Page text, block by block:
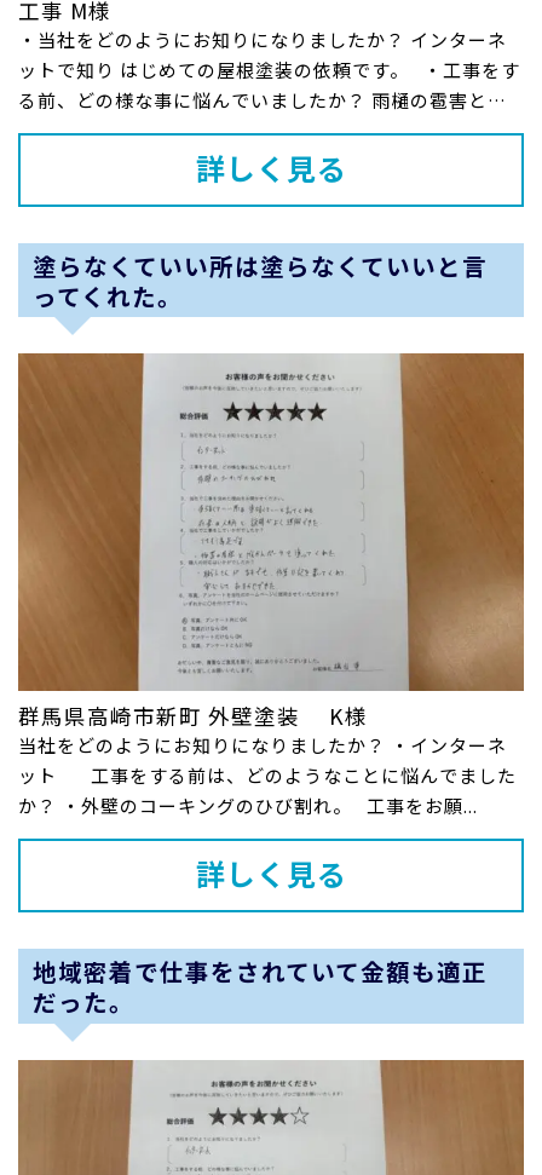
工事 M様
・当社をどのようにお知りになりましたか？ インターネ
ットで知り はじめての屋根塗装の依頼です。 ・工事をす
る前、どの様な事に悩んでいましたか？ 雨樋の雹害と屋
根の劣化...
詳しく見る
塗らなくていい所は塗らなくていいと言
ってくれた。
群馬県高崎市新町 外壁塗装 K様
当社をどのようにお知りになりましたか？ ・インターネ
ット 工事をする前は、どのようなことに悩んでました
か？ ・外壁のコーキングのひび割れ。 工事をお願...
詳しく見る
地域密着で仕事をされていて金額も適正
だった。